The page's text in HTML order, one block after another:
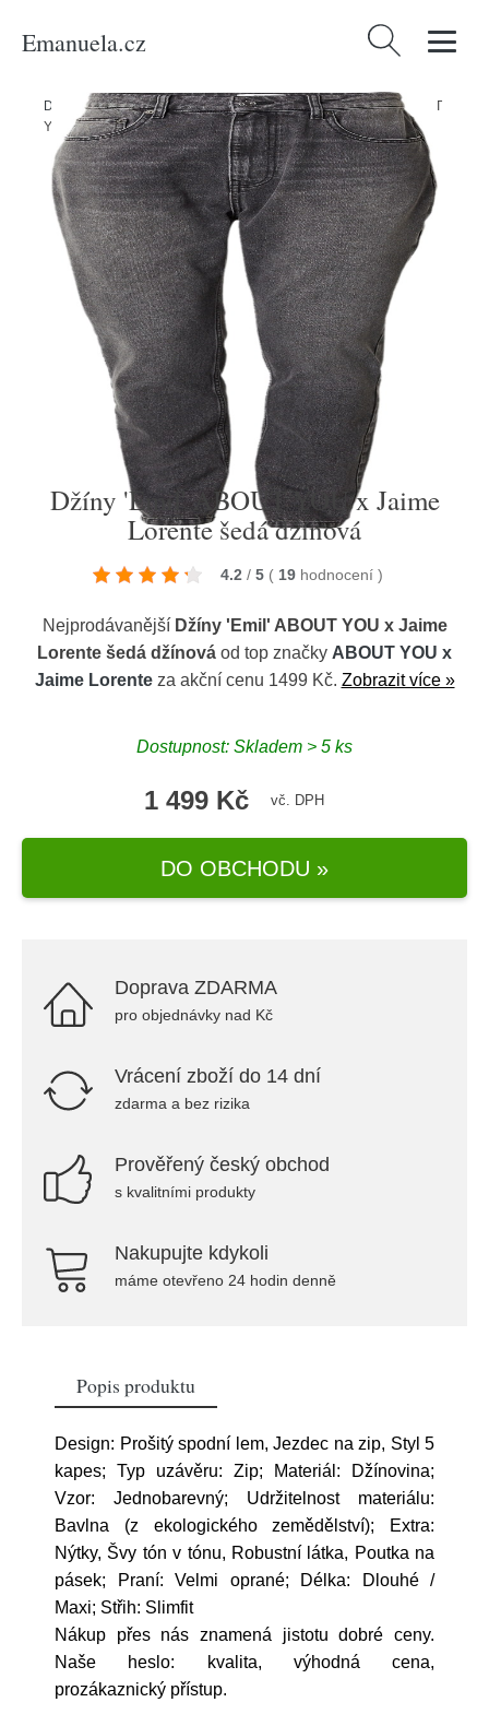
Emanuela.cz Vyhledávání
Domů /Produkty/Muži/Oblečení/Exkluzivně/Džíny 'Emil' ABOUT
YOU x Jaime Lorente šedá džínová
Džíny 'Emil' ABOUT YOU x Jaime
Lorente šedá džínová
4.2 / 5 ( 19 hodnocení )
Nejprodávanější Džíny 'Emil' ABOUT YOU x Jaime
Lorente šedá džínová od top značky ABOUT YOU x
Jaime Lorenteza akční cenu 1499 Kč. Zobrazit více »
Dostupnost: Skladem > 5 ks
1 499 Kč vč. DPH
DO OBCHODU »
Doprava ZDARMA
pro objednávky nad Kč
Vrácení zboží do 14 dní
zdarma a bez rizika
Prověřený český obchod
s kvalitními produkty
Nakupujte kdykoli
máme otevřeno 24 hodin denně
Popis produktu
Design: Prošitý spodní lem, Jezdec na zip, Styl 5
kapes; Typ uzávěru: Zip; Materiál: Džínovina;
Vzor: Jednobarevný; Udržitelnost materiálu:
Bavlna (z ekologického zemědělství); Extra:
Nýtky, Švy tón v tónu, Robustní látka, Poutka na
pásek; Praní: Velmi oprané; Délka: Dlouhé /
Maxi; Střih: Slimfit
Nákup přes nás znamená jistotu dobré ceny.
Naše heslo: kvalita, výhodná cena,
prozákaznický přístup.